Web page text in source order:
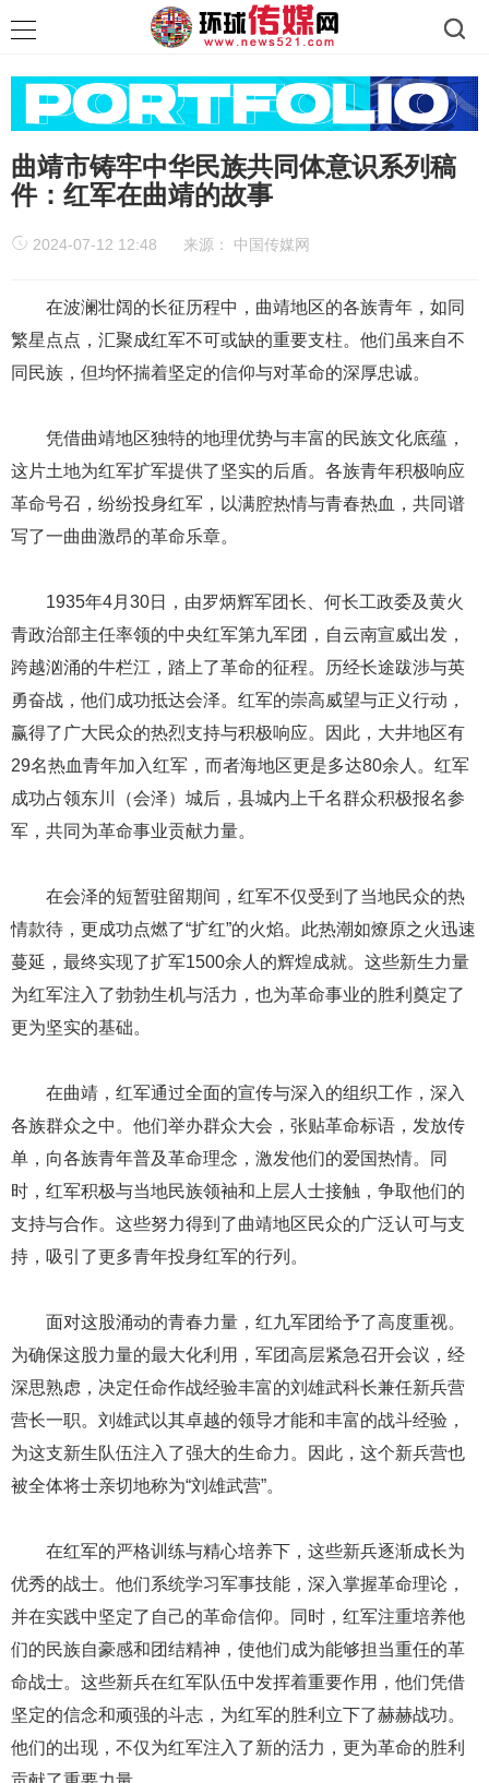
曲靖市铸牢中华民族共同体意识系列稿
件：红军在曲靖的故事
2024-07-12 12:48 来源： 中国传媒网
在波澜壮阔的长征历程中，曲靖地区的各族青年，如同
繁星点点，汇聚成红军不可或缺的重要支柱。他们虽来自不
同民族，但均怀揣着坚定的信仰与对革命的深厚忠诚。
凭借曲靖地区独特的地理优势与丰富的民族文化底蕴，
这片土地为红军扩军提供了坚实的后盾。各族青年积极响应
革命号召，纷纷投身红军，以满腔热情与青春热血，共同谱
写了一曲曲激昂的革命乐章。
1935年4月30日，由罗炳辉军团长、何长工政委及黄火
青政治部主任率领的中央红军第九军团，自云南宣威出发，
跨越汹涌的牛栏江，踏上了革命的征程。历经长途跋涉与英
勇奋战，他们成功抵达会泽。红军的崇高威望与正义行动，
赢得了广大民众的热烈支持与积极响应。因此，大井地区有
29名热血青年加入红军，而者海地区更是多达80余人。红军
成功占领东川（会泽）城后，县城内上千名群众积极报名参
军，共同为革命事业贡献力量。
在会泽的短暂驻留期间，红军不仅受到了当地民众的热
情款待，更成功点燃了“扩红”的火焰。此热潮如燎原之火迅速
蔓延，最终实现了扩军1500余人的辉煌成就。这些新生力量
为红军注入了勃勃生机与活力，也为革命事业的胜利奠定了
更为坚实的基础。
在曲靖，红军通过全面的宣传与深入的组织工作，深入
各族群众之中。他们举办群众大会，张贴革命标语，发放传
单，向各族青年普及革命理念，激发他们的爱国热情。同
时，红军积极与当地民族领袖和上层人士接触，争取他们的
支持与合作。这些努力得到了曲靖地区民众的广泛认可与支
持，吸引了更多青年投身红军的行列。
面对这股涌动的青春力量，红九军团给予了高度重视。
为确保这股力量的最大化利用，军团高层紧急召开会议，经
深思熟虑，决定任命作战经验丰富的刘雄武科长兼任新兵营
营长一职。刘雄武以其卓越的领导才能和丰富的战斗经验，
为这支新生队伍注入了强大的生命力。因此，这个新兵营也
被全体将士亲切地称为“刘雄武营”。
在红军的严格训练与精心培养下，这些新兵逐渐成长为
优秀的战士。他们系统学习军事技能，深入掌握革命理论，
并在实践中坚定了自己的革命信仰。同时，红军注重培养他
们的民族自豪感和团结精神，使他们成为能够担当重任的革
命战士。这些新兵在红军队伍中发挥着重要作用，他们凭借
坚定的信念和顽强的斗志，为红军的胜利立下了赫赫战功。
他们的出现，不仅为红军注入了新的活力，更为革命的胜利